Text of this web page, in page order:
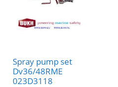
Spray pump set
Dv36/48RME
023D3118